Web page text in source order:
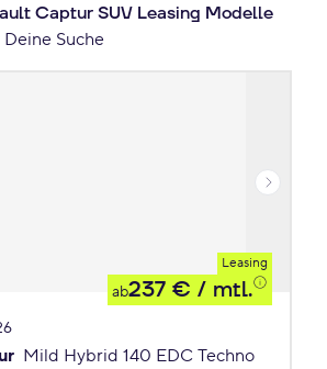
Captur SUV Leasing Modelle
Suche
Leasing
ab237 € / mtl.
Mild Hybrid 140 EDC Techno